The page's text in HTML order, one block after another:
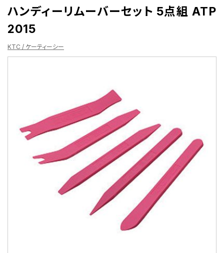
ハンディーリムーバーセット 5点組 ATP
2015
KTC / ケーティーシー